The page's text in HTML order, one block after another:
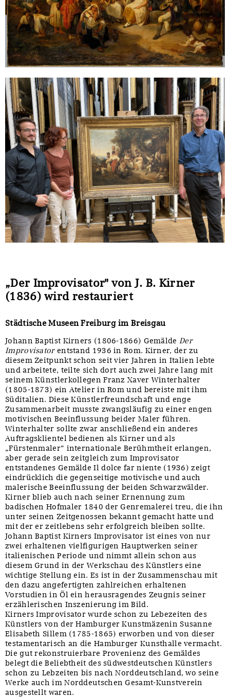
„Der Improvisator" von J. B. Kirner
(1836) wird restauriert
Städtische Museen Freiburg im Breisgau
Johann Baptist Kirners (1806-1866) Gemälde Der
Improvisatorentstand 1936 in Rom. Kirner, der zu
diesem Zeitpunkt schon seit vier Jahren in Italien lebte
und arbeitete, teilte sich dort auch zwei Jahre lang mit
seinem Künstlerkollegen Franz Xaver Winterhalter
(1805-1873) ein Atelier in Rom und bereiste mit ihm
Süditalien. Diese Künstlerfreundschaft und enge
Zusammenarbeit musste zwangsläufig zu einer engen
motivischen Beeinflussung beider Maler führen.
Winterhalter sollte zwar anschließend ein anderes
Auftragsklientel bedienen als Kirner und als
„Fürstenmaler“ internationale Berühmtheit erlangen,
aber gerade sein zeitgleich zum Improvisator
entstandenes Gemälde Il dolce far niente (1936) zeigt
eindrücklich die gegenseitige motivische und auch
malerische Beeinflussung der beiden Schwarzwälder.
Kirner blieb auch nach seiner Ernennung zum
badischen Hofmaler 1840 der Genremalerei treu, die ihn
unter seinen Zeitgenossen bekannt gemacht hatte und
mit der er zeitlebens sehr erfolgreich bleiben sollte.
Johann Baptist Kirners Improvisator ist eines von nur
zwei erhaltenen vielfigurigen Hauptwerken seiner
italienischen Periode und nimmt allein schon aus
diesem Grund in der Werkschau des Künstlers eine
wichtige Stellung ein. Es ist in der Zusammenschau mit
den dazu angefertigten zahlreichen erhaltenen
Vorstudien in Öl ein herausragendes Zeugnis seiner
erzählerischen Inszenierung im Bild.
Kirners Improvisator wurde schon zu Lebezeiten des
Künstlers von der Hamburger Kunstmäzenin Susanne
Elisabeth Sillem (1785-1865) erworben und von dieser
testamentarisch an die Hamburger Kunsthalle vermacht.
Die gut rekonstruierbare Provenienz des Gemäldes
belegt die Beliebtheit des südwestdeutschen Künstlers
schon zu Lebzeiten bis nach Norddeutschland, wo seine
Werke auch im Norddeutschen Gesamt-Kunstverein
ausgestellt waren.
Sonstiges